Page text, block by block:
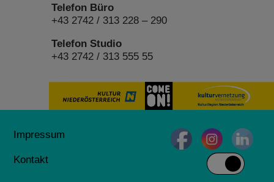
Telefon Büro
+43 2742 / 313 228 – 290
Telefon Studio
+43 2742 / 313 555 55
Impressum
Kontakt